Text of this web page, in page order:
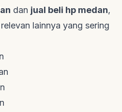
dan jual beli hp medan,
lainnya yang sering